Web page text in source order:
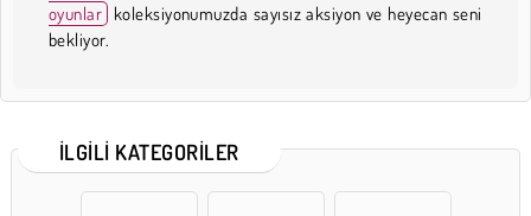
oyunlar koleksiyonumuzda sayısız aksiyon ve heyecan seni
bekliyor.
İLGILI KATEGORILER